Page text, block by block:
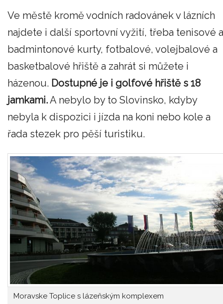
Ve městě kromě vodních radovánek v lázních
najdete i další sportovní vyžití, třeba tenisové a
badmintonové kurty, fotbalové, volejbalové a
basketbalové hřiště a zahrát si můžete i
házenou. Dostupné je i golfové hřiště s 18
jamkami.A nebylo by to Slovinsko, kdyby
nebyla k dispozici i jízda na koni nebo kole a
řada stezek pro pěší turistiku.
Moravske Toplice s lázeňským komplexem